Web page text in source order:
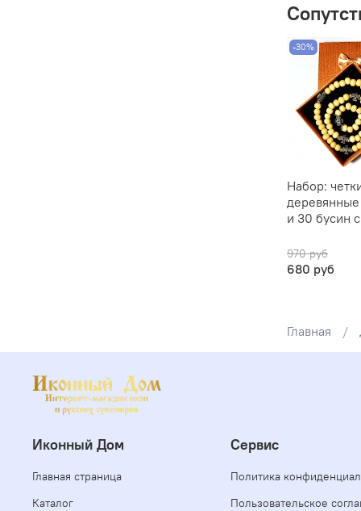
-30%
Набор:
и 30 бусин
970 руб
680 руб
Главная
Иконный Дом
Главная страница
Каталог
Сервис
Политика
Пользовательское